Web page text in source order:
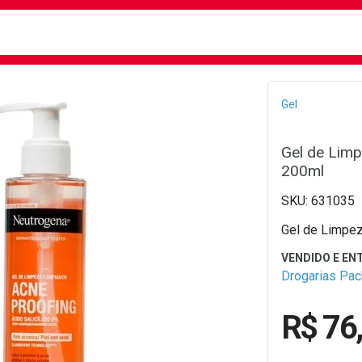
Gel
Gel de
200ml
631035
Gel de
Drogarias
R$